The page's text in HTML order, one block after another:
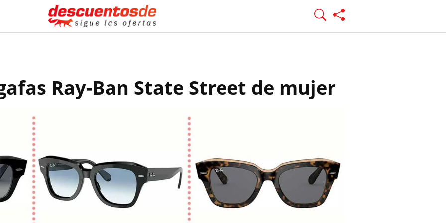
Ray-Ban State Street de mujer